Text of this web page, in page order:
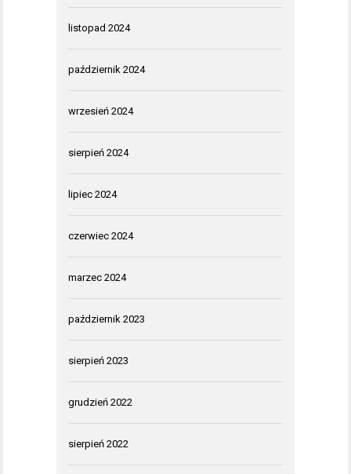
listopad 2024
październik 2024
wrzesień 2024
sierpień 2024
lipiec 2024
czerwiec 2024
marzec 2024
październik 2023
sierpień 2023
grudzień 2022
sierpień 2022